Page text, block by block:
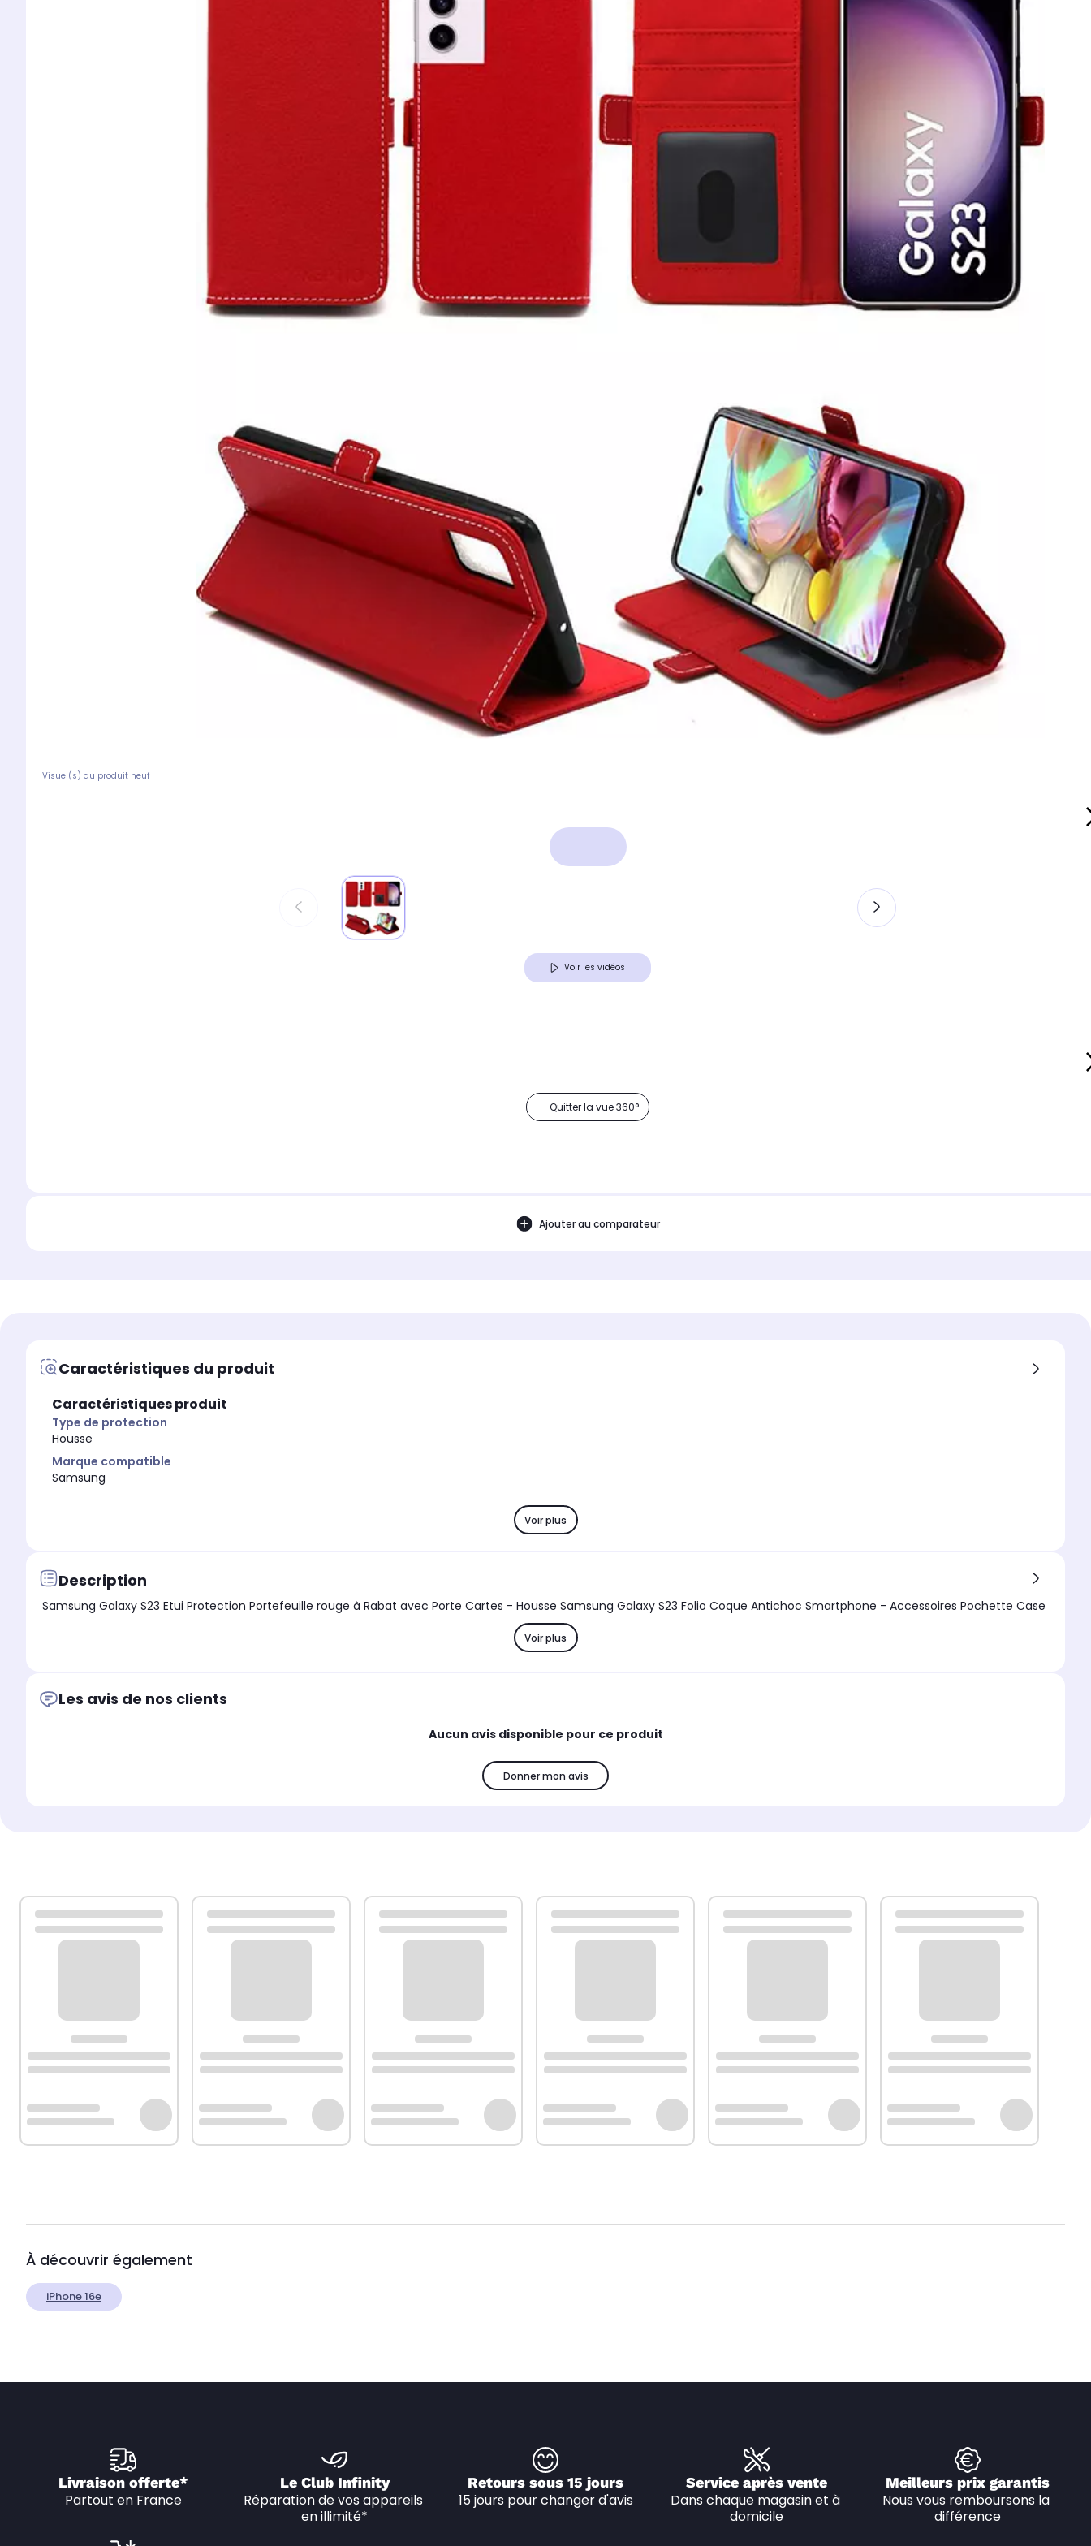
Visuel(s) du produit neuf
Voir les vidéos
Quitter la vue 360°
Ajouter au comparateur
Caractéristiques du produit
Caractéristiques produit
Type de protection
Housse
Marque compatible
Samsung
Voir plus
Description
Samsung Galaxy S23 Etui Protection Portefeuille rouge à Rabat avec Porte Cartes - Housse Samsung Galaxy S23 Folio Coque Antichoc Smartphone - Accessoires Pochette Case
Voir plus
Les avis de nos clients
Aucun avis disponible pour ce produit
Donner mon avis
À découvrir également
iPhone 16e
Livraison offerte*
Partout en France
Le Club Infinity
Réparation de vos appareils
en illimité*
Retours sous 15 jours
15 jours pour changer d'avis
Service après vente
Dans chaque magasin et à
domicile
Meilleurs prix garantis
Nous vous remboursons la
différence